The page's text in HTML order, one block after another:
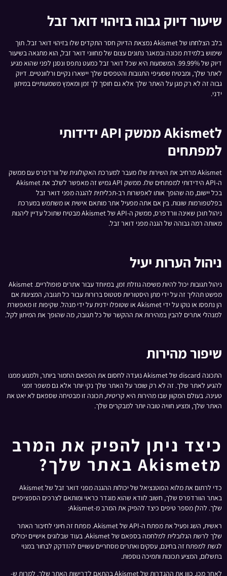
שיעור דיוק גבוה בזיהוי דואר זבל
בלב הצלחתו של Akismet נמצאת הדיוק חסר התקדים שלו בזיהוי דואר זבל. תוך
שימוש בלמידת מכונה ובמאגר נתונים עצום של מחווני דואר זבל, הוא מתגאה בשיעור
דיוק של 99.99%. המשמעות היא שכל דואר זבל כמעט נתפס ונסנן לפני שהוא מגיע
לאתר שלך, ומבטיח שסעיפי התגובות והטפסים שלך יישארו נקיים ורלוונטיים. דיוק
גבוה זה לא רק מגן על האתר שלך אלא גם חוסך לך זמן ומאמץ משמעותיים במיתון
ידני.
לAkismet ממשק API ידידותי
למפתחים
Akismet מרחיב את השירות שלו מעבר למערכת האקולוגית של וורדפרס עם ממשק
ה-API הידידותי למפתחים שלו. ממשק API גמיש זה מאפשר לשלב את Akismet
בכל יישום, מה שהופך אותו לאפשרות רב-תכליתית להגנה מפני דואר זבל
בפלטפורמות שונות. בין אם אתה מפעיל אתר מותאם אישית או משתמש במערכת
ניהול תוכן שאינה וורדפרס, ממשק ה-API של Akismet מבטיח שתוכל עדיין ליהנות
מאותה רמה גבוהה של הגנה מפני דואר זבל.
ניהול הערות יעיל
ניהול תגובות יכול להיות משימה גוזלת זמן, במיוחד עבור אתרים פופולריים. Akismet
מפשט תהליך זה על ידי מתן היסטוריות סטטוס ברורות עבור כל תגובה, המציגות אם
הן נתפסו או נוקו על ידי Akismet או שטופלו ידנית על ידי מנהל. שקיפות זו מאפשרת
למנהלי אתרים להבין במהירות את ההקשר של כל תגובה, מה שהופך את המיתון לקל.
שיפור מהירות
התכונה discard של Akismet נועדה לחסום את הספאם החמור ביותר, ולמנוע ממנו
להגיע לאתר שלך. זה לא רק שומר על האתר שלך נקי יותר אלא גם משפר זמני
טעינה. בעולם המקוון שבו מהירות היא קריטית, תכונה זו מבטיחה שספאם לא יאט את
האתר שלך, ומציע חוויה טובה יותר למבקרים שלך.
כיצד ניתן להפיק את המרב
מAkismet באתר שלך?
כדי לרתום את מלוא הפוטנציאל של יכולות ההגנה מפני דואר זבל של Akismet
באתר הוורדפרס שלך, חשוב לוודא שהוא מוגדר כראוי ומותאם לצרכים הספציפיים
שלך. להלן מספר טיפים כיצד להפיק את המרב מ-Akismet:
ראשית, השג ופעיל את מפתח ה-API של Akismet. מפתח זה חיוני לחיבור האתר
שלך לרשת הגלובלית למלחמה בספאם של Akismet. בעוד שבלוגים אישיים יכולים
לגשת למפתח זה בחינם, עסקים ואתרים מסחריים עשויים להזדקק לבחור במנוי
בתשלום, המציע תכונות ותמיכה נוספות.
לאחר מכן, כוון את ההגדרות של Akismet בהתאם לדרישות האתר שלך. למרות ש-